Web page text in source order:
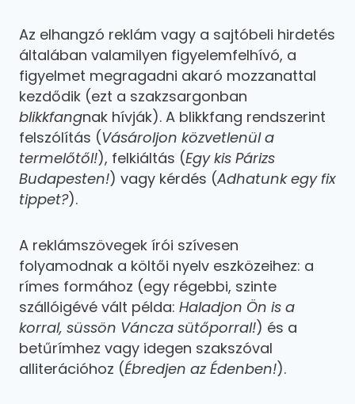
Az elhangzó reklám vagy a sajtóbeli hirdetés
általában valamilyen figyelemfelhívó, a
figyelmet megragadni akaró mozzanattal
kezdődik (ezt a szakzsargonban
blikkfangnak hívják). A blikkfang rendszerint
felszólítás (Vásároljon közvetlenül a
termelőtől!), felkiáltás (Egy kis Párizs
Budapesten!) vagy kérdés (Adhatunk egy fix
tippet?).
A reklámszövegek írói szívesen
folyamodnak a költői nyelv eszközeihez: a
rímes formához (egy régebbi, szinte
szállóigévé vált példa: Haladjon Ön is a
korral, süssön Váncza sütőporral!) és a
betűrímhez vagy idegen szakszóval
alliterációhoz (Ébredjen az Édenben!).